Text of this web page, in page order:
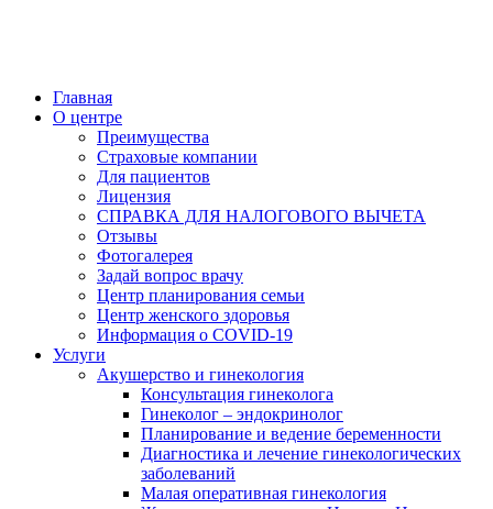
Главная
О центре
Преимущества
Страховые компании
Для пациентов
Лицензия
СПРАВКА ДЛЯ НАЛОГОВОГО ВЫЧЕТА
Отзывы
Фотогалерея
Задай вопрос врачу
Центр планирования семьи
Центр женского здоровья
Информация о COVID-19
Услуги
Акушерство и гинекология
Консультация гинеколога
Гинеколог – эндокринолог
Планирование и ведение беременности
Диагностика и лечение гинекологических
заболеваний
Малая оперативная гинекология